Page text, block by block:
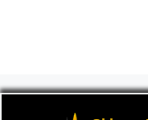
Przedstawia